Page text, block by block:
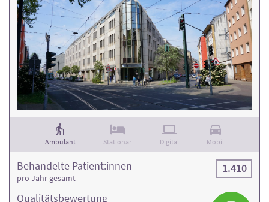
Ambulant Stationär Digital Mobil
Qualitäts­bewertung
Behandelte Patient:innen
pro Jahr gesamt
1.410